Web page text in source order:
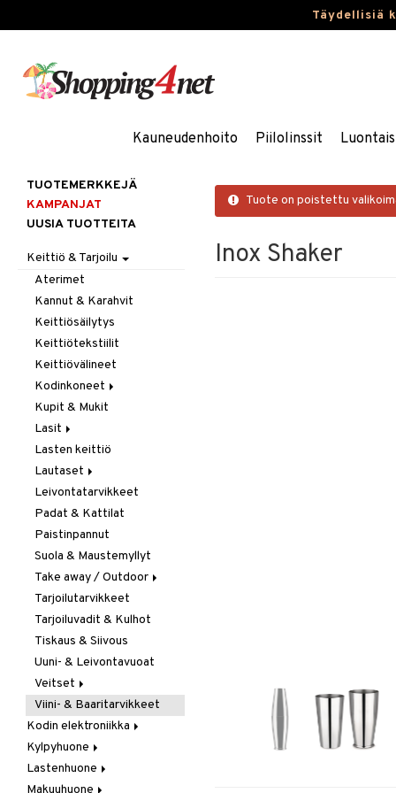
Täydellisiä
Kauneudenhoito Piilolinssit
Tuote on poistettu
Inox Shaker
TUOTEMERKKEJÄ
KAMPANJAT
UUSIA TUOTTEITA
Keittiö & Tarjoilu
Aterimet
Kannut & Karahvit
Keittiösäilytys
Keittiötekstiilit
Keittiövälineet
Kodinkoneet
Kahvi, Tee & Espresso
Leivänpaahtimet
Mixerit &
Sähkövatkaimet
Muut koneet
Vedenkeittimet
Kupit & Mukit
Lasit
Juoma- & Cocktailasit
Juomalasit
Olutlasit
Shamppanjalasit
Snapsi- & Aveclasit
Viinilasit
Whiskey- & Konjakkilasit
Lasten keittiö
Lautaset
Asetit
Ruokalautaset
Syvät lautaset
Leivontatarvikkeet
Padat & Kattilat
Paistinpannut
Suola & Maustemyllyt
Take away / Outdoor
Eväslaatikot
Pullot
Termoskannut
Termosmukit
Tarjoilutarvikkeet
Tarjoiluvadit & Kulhot
Tiskaus & Siivous
Uuni- & Leivontavuoat
Veitset
Erityisveitset
Keittiöveitset
Kuorinta- &
Vihannesveitset
Leikkuulaudat
Viini- & Baaritarvikkeet
Kodin elektroniikka
Ääni
Kylpyhuone
Kylpyhuoneen sisustus
Kylpyhuoneen tarvikkeita
Lastenhuone
Kylpyhuoneen koristelu
Makuuhuone